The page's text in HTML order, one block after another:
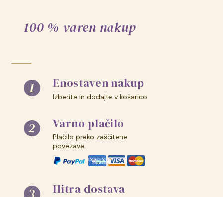
100 % varen nakup
Enostaven nakup
Izberite in dodajte v košarico
Varno plačilo
Plačilo preko zaščitene
povezave.
Hitra dostava